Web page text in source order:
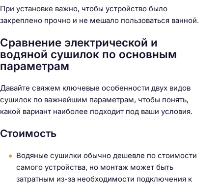
При установке важно, чтобы устройство было
закреплено прочно и не мешало пользоваться ванной.
Сравнение электрической и
водяной сушилок по основным
параметрам
Давайте свяжем ключевые особенности двух видов
сушилок по важнейшим параметрам, чтобы понять,
какой вариант наиболее подходит под ваши условия.
Стоимость
Водяные сушилки обычно дешевле по стоимости
самого устройства, но монтаж может быть
затратным из-за необходимости подключения к